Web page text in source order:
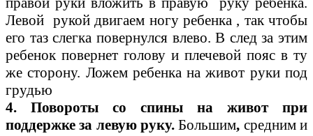
Левой рукой двигаем ногу ребенка , так чтобы
его таз слегка повернулся влево. В след за этим
ребенок повернет голову и плечевой пояс в ту
же сторону. Ложем ребенка на живот руки под
грудью
4. Повороты со спины на живот при
поддержке за левую руку.Большим, средним и